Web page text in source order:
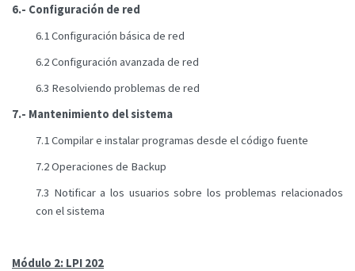
6.- Configuración de red
6.1 Configuración básica de red
6.2 Configuración avanzada de red
6.3 Resolviendo problemas de red
7.- Mantenimiento del sistema
7.1 Compilar e instalar programas desde el código fuente
7.2 Operaciones de Backup
7.3 Notificar a los usuarios sobre los problemas relacionados
con el sistema
Módulo 2: LPI 202